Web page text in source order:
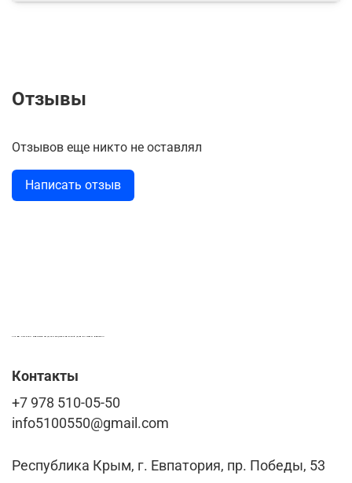
Отзывы
Отзывов еще никто не оставлял
Написать отзыв
Контакты
+7 978 510-05-50
info5100550@gmail.com
Республика Крым, г. Евпатория, пр. Победы, 53